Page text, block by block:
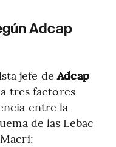
Adcap
jefe deAdcap
tres factores
entre la
de las Lebac